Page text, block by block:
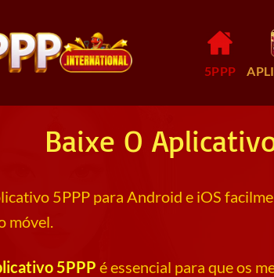
5PPP
Baixe O
5PPP para Android e iOS
móvel.
5PPP é essencial para que os